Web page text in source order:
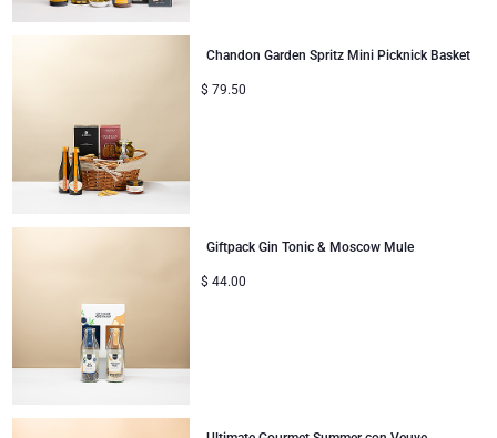
Chandon Garden Spritz Mini Picknick Basket
$ 79.50
Giftpack Gin Tonic & Moscow Mule
$ 44.00